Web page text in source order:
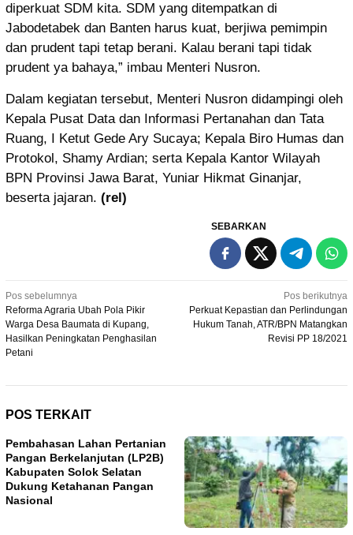
diperkuat SDM kita. SDM yang ditempatkan di
Jabodetabek dan Banten harus kuat, berjiwa pemimpin
dan prudent tapi tetap berani. Kalau berani tapi tidak
prudent ya bahaya,” imbau Menteri Nusron.
Dalam kegiatan tersebut, Menteri Nusron didampingi oleh
Kepala Pusat Data dan Informasi Pertanahan dan Tata
Ruang, I Ketut Gede Ary Sucaya; Kepala Biro Humas dan
Protokol, Shamy Ardian; serta Kepala Kantor Wilayah
BPN Provinsi Jawa Barat, Yuniar Hikmat Ginanjar,
beserta jajaran. (rel)
SEBARKAN
Navigasi
pos
Pos sebelumnya
Reforma Agraria Ubah Pola Pikir
Warga Desa Baumata di Kupang,
Hasilkan Peningkatan Penghasilan
Petani
Pos berikutnya
Perkuat Kepastian dan Perlindungan
Hukum Tanah, ATR/BPN Matangkan
Revisi PP 18/2021
POS TERKAIT
Pembahasan Lahan Pertanian
Pangan Berkelanjutan (LP2B)
Kabupaten Solok Selatan
Dukung Ketahanan Pangan
Nasional